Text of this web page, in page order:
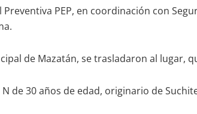
Preventiva PEP, en coordinación con
de Mazatán, se trasladaron al lugar,
de 30 años de edad, originario de